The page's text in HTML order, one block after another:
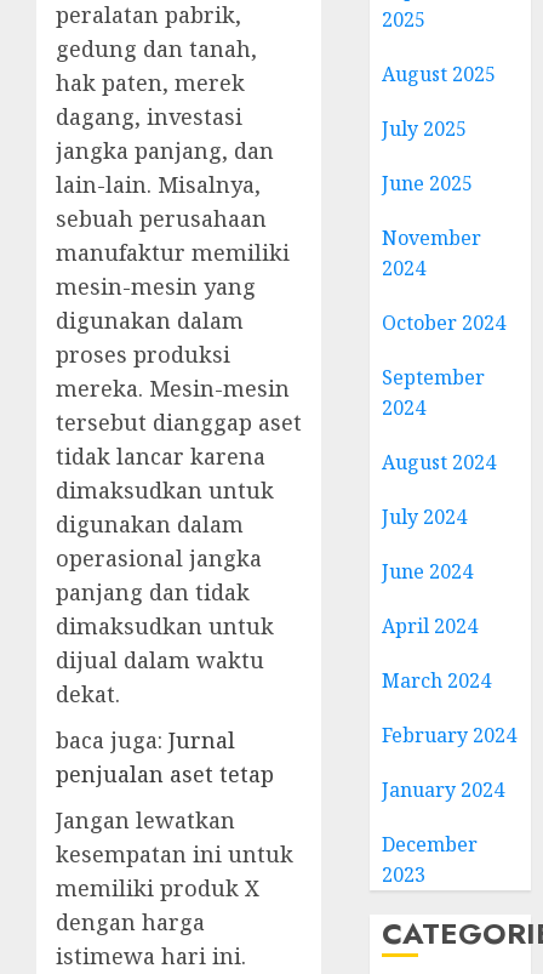
peralatan pabrik,
gedung dan tanah,
hak paten, merek
dagang, investasi
jangka panjang, dan
lain-lain. Misalnya,
sebuah perusahaan
manufaktur memiliki
mesin-mesin yang
digunakan dalam
proses produksi
mereka. Mesin-mesin
tersebut dianggap aset
tidak lancar karena
dimaksudkan untuk
digunakan dalam
operasional jangka
panjang dan tidak
dimaksudkan untuk
dijual dalam waktu
dekat.
baca juga: Jurnal
penjualan aset tetap
Jangan lewatkan
kesempatan ini untuk
memiliki produk X
dengan harga
istimewa hari ini.
2025
August 2025
July 2025
June 2025
November
2024
October 2024
September
2024
August 2024
July 2024
June 2024
April 2024
March 2024
February 2024
January 2024
December
2023